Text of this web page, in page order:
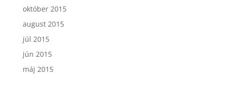
október 2015
august 2015
júl 2015
jún 2015
máj 2015